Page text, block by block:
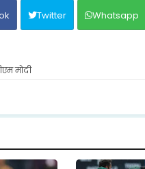
Twitter Whatsapp
मोदी